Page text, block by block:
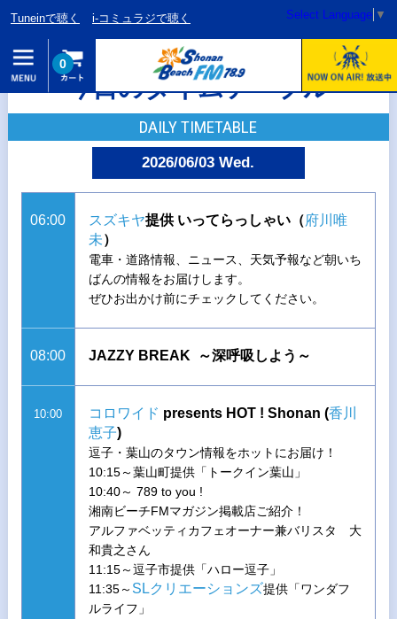
Tuneinで聴く i-コミュラジで聴く Select Language ▼
0
今日のタイムテーブル
DAILY TIMETABLE
2026/06/03 Wed.
06:00 スズキヤ提供 いってらっしゃい（府川唯
未）
電車・道路情報、ニュース、天気予報など朝いち
ばんの情報をお届けします。
ぜひお出かけ前にチェックしてください。
08:00 JAZZY BREAK ～深呼吸しよう～
10:00 コロワイド presents HOT ! Shonan (香川
恵子)
逗子・葉山のタウン情報をホットにお届け！
10:15～葉山町提供「トークイン葉山」
10:40～ 789 to you !
湘南ビーチFMマガジン掲載店ご紹介！
アルファベッティカフェオーナー兼バリスタ 大
和貴之さん
11:15～逗子市提供「ハロー逗子」
11:35～ SLクリエーションズ提供「ワンダフ
ルライフ」